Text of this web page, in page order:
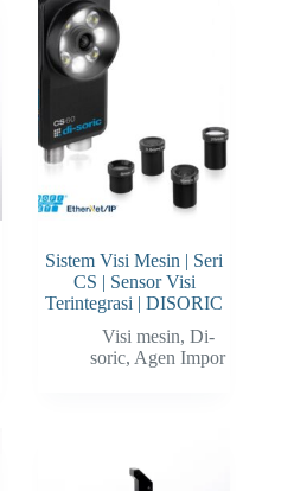
Sistem Visi Mesin | Seri
CS | Sensor Visi
Terintegrasi | DISORIC
Visi mesin, Di-
soric, Agen Impor